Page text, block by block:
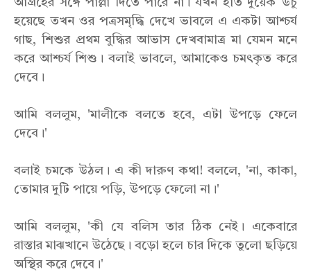
আগ্রহের সঙ্গে পাল্লা দিতে পারে না। যখন হাত দুয়েক উঁচু
হয়েছে তখন ওর পত্রসমৃদ্ধি দেখে ভাবলে এ একটা আশ্চর্য
গাছ, শিশুর প্রথম বুদ্ধির আভাস দেখবামাত্র মা যেমন মনে
করে আশ্চর্য শিশু। বলাই ভাবলে, আমাকেও চমৎকৃত করে
দেবে।
আমি বললুম, 'মালীকে বলতে হবে, এটা উপড়ে ফেলে
দেবে।'
বলাই চমকে উঠল। এ কী দারুণ কথা! বললে, 'না, কাকা,
তোমার দুটি পায়ে পড়ি, উপড়ে ফেলো না।'
আমি বললুম, 'কী যে বলিস তার ঠিক নেই। একেবারে
রাস্তার মাঝখানে উঠেছে। বড়ো হলে চার দিকে তুলো ছড়িয়ে
অস্থির করে দেবে।'